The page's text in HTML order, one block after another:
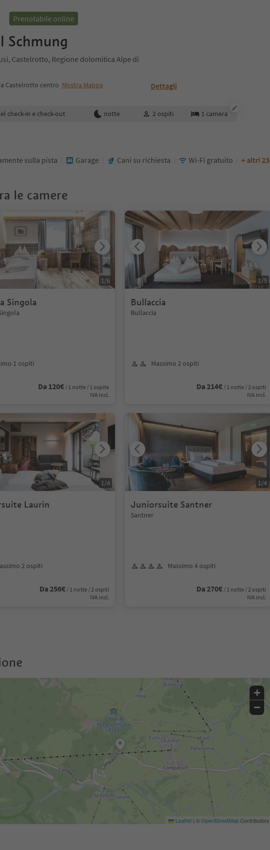
Prenotabile online
Schmung
Castelrotto, Regione dolomitica Alpe di
Castelrotto centro Mostra Mappa Dettagli
dettagli della prenotazione
check-in e check-out notte 2 ospiti 1 camera
sulla pista Garage Cani su richiesta Wi-Fi gratuito + altri 23
le camere
Singola
1 ospiti
Da 120€ / 1 notte / 1 ospite
IVA incl.
1/6
Bullaccia
Bullaccia
Massimo 2 ospiti
Da 214€ / 1 notte / 2 ospiti
IVA incl.
1/5
Laurin
2 ospiti
Da 256€ / 1 notte / 2 ospiti
IVA incl.
1/4
Juniorsuite Santner
Santner
Massimo 4 ospiti
Da 270€ / 1 notte / 2 ospiti
IVA incl.
1/4
+
−
Leaflet | ©OpenStreetMapContributors